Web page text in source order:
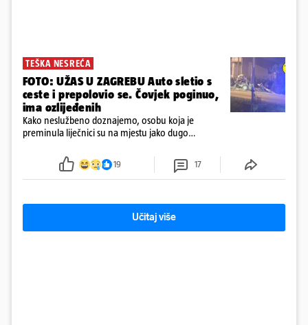
TEŠKA NESREĆA
FOTO: UŽAS U ZAGREBU Auto sletio s
ceste i prepolovio se. Čovjek poginuo,
ima ozlijeđenih
Kako neslužbeno doznajemo, osobu koja je
preminula liječnici su na mjestu jako dugo
19 17
Učitaj više